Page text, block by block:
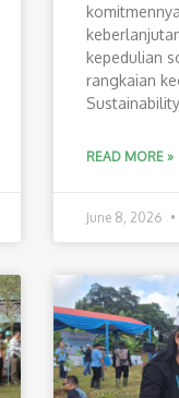
kepedulian
rangkaian
READ MORE »
June 8, 2026